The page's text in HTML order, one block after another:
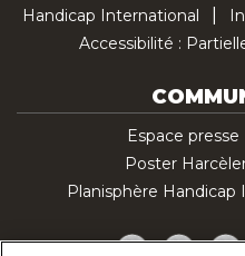
Handicap International
Accessibilité :
Espace presse
Poster
Planisphère Handicap
Facebook